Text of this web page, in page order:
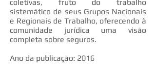
coletivas, fruto do trabalho
sistemático de seus Grupos Nacionais
e Regionais de Trabalho, oferecendo à
comunidade jurídica uma visão
completa sobre seguros.
Ano da publicação: 2016